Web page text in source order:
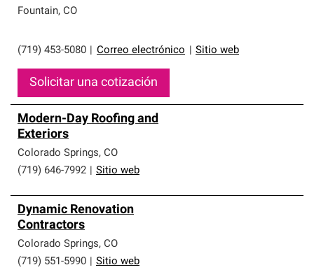
Fountain, CO
(719) 453-5080 Correo electrónico Sitio web
Solicitar una cotización
Modern-Day Roofing and
Exteriors
Colorado Springs, CO
(719) 646-7992
Sitio web
Dynamic Renovation
Contractors
Colorado Springs, CO
(719) 551-5990
Sitio web